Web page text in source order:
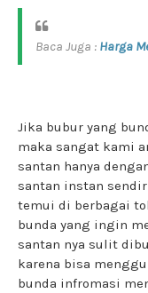
Baca Juga : Harga
Jika bubur yang
maka sangat kami
santan hanya
santan instan
temui di berbagai
bunda yang ingin
santan nya sulit
karena bisa
bunda infromasi